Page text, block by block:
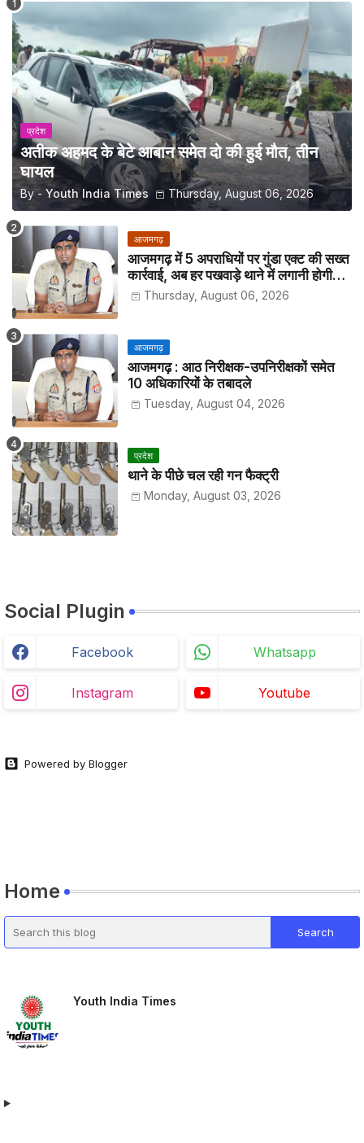
प्रदेश
अतीक अहमद के बेटे आबान समेत दो की हुई मौत, तीन
घायल
By - Youth India Times Thursday, August 06, 2026
आजमगढ़
आजमगढ़ में 5 अपराधियों पर गुंडा एक्ट की सख्त
कार्रवाई, अब हर पखवाड़े थाने में लगानी होगी
हाजिरीThursday, August 06, 2026
आजमगढ़
आजमगढ़ : आठ निरीक्षक-उपनिरीक्षकों समेत
10 अधिकारियों के तबादले
Tuesday, August 04, 2026
प्रदेश
थाने के पीछे चल रही गन फैक्ट्री
Monday, August 03, 2026
Social Plugin
Facebook Whatsapp
Instagram Youtube
Powered by Blogger
Home
Youth India Times